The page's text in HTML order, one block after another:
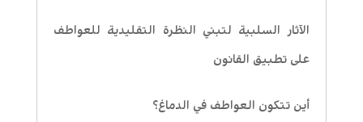
الآثار السلبية لتبني النظرة التقليدية للعواطف
على تطبيق القانون
أين تتكون العواطف في الدماغ؟